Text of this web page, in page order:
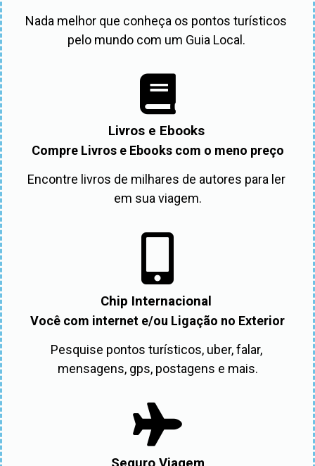
Nada melhor que conheça os pontos turísticos
pelo mundo com um Guia Local.
Livros e Ebooks
Compre Livros e Ebooks com o meno preço
Encontre livros de milhares de autores para ler
em sua viagem.
Chip Internacional
Você com internet e/ou Ligação no Exterior
Pesquise pontos turísticos, uber, falar,
mensagens, gps, postagens e mais.
Seguro Viagem